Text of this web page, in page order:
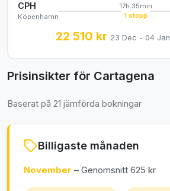
CPH
Köpenhamn
17h 35min
1 stopp
22 510 kr 23 Dec - 04 Jan
Prisinsikter för Cartagena
Baserat på 21 jämförda bokningar
Billigaste månaden
November – Genomsnitt 625 kr